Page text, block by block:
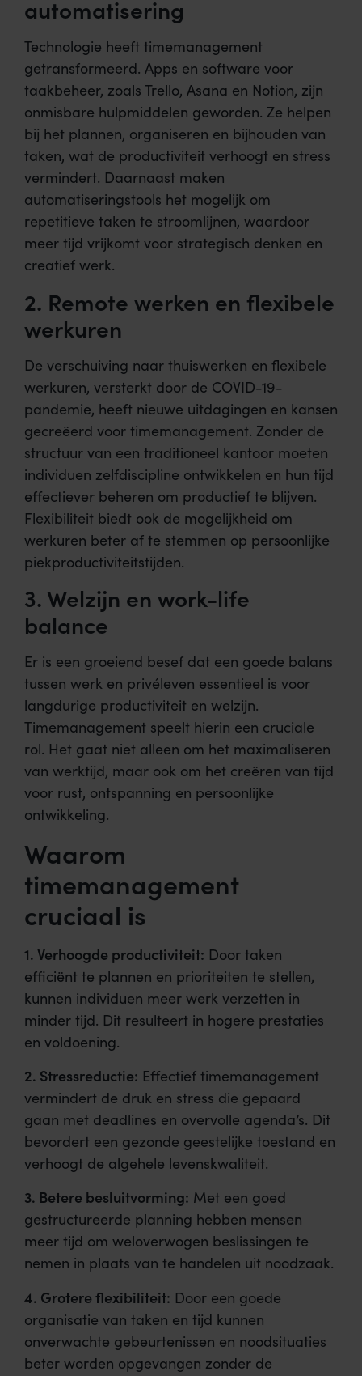
automatisering
Technologie heeft timemanagement
getransformeerd. Apps en software voor
taakbeheer, zoals Trello, Asana en Notion, zijn
onmisbare hulpmiddelen geworden. Ze helpen
bij het plannen, organiseren en bijhouden van
taken, wat de productiviteit verhoogt en stress
vermindert. Daarnaast maken
automatiseringstools het mogelijk om
repetitieve taken te stroomlijnen, waardoor
meer tijd vrijkomt voor strategisch denken en
creatief werk.
2. Remote werken en flexibele
werkuren
De verschuiving naar thuiswerken en flexibele
werkuren, versterkt door de COVID-19-
pandemie, heeft nieuwe uitdagingen en kansen
gecreëerd voor timemanagement. Zonder de
structuur van een traditioneel kantoor moeten
individuen zelfdiscipline ontwikkelen en hun tijd
effectiever beheren om productief te blijven.
Flexibiliteit biedt ook de mogelijkheid om
werkuren beter af te stemmen op persoonlijke
piekproductiviteitstijden.
3. Welzijn en work-life
balance
Er is een groeiend besef dat een goede balans
tussen werk en privéleven essentieel is voor
langdurige productiviteit en welzijn.
Timemanagement speelt hierin een cruciale
rol. Het gaat niet alleen om het maximaliseren
van werktijd, maar ook om het creëren van tijd
voor rust, ontspanning en persoonlijke
ontwikkeling.
Waarom
timemanagement
cruciaal is
1. Verhoogde productiviteit: Door taken
efficiënt te plannen en prioriteiten te stellen,
kunnen individuen meer werk verzetten in
minder tijd. Dit resulteert in hogere prestaties
en voldoening.
2. Stressreductie: Effectief timemanagement
vermindert de druk en stress die gepaard
gaan met deadlines en overvolle agenda’s. Dit
bevordert een gezonde geestelijke toestand en
verhoogt de algehele levenskwaliteit.
3. Betere besluitvorming: Met een goed
gestructureerde planning hebben mensen
meer tijd om weloverwogen beslissingen te
nemen in plaats van te handelen uit noodzaak.
4. Grotere flexibiliteit: Door een goede
organisatie van taken en tijd kunnen
onverwachte gebeurtenissen en noodsituaties
beter worden opgevangen zonder de